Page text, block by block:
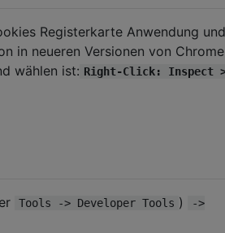
Registerkarte Anwendung und
in neueren Versionen von Chrome
wählen ist: Right-Click: Inspect
Tools -> Developer Tools )
->